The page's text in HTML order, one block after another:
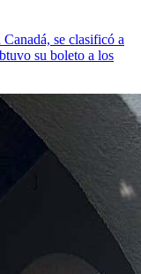
se clasificó a
su boleto a los